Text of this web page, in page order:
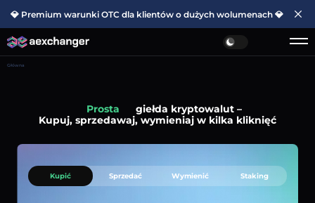
💎 Premium warunki OTC dla klientów o dużych wolumenach 💎
Główna
Prosta
giełda kryptowalut –
Kupuj, sprzedawaj, wymieniaj w kilka kliknięć
Kupić Sprzedać Wymienić Staking